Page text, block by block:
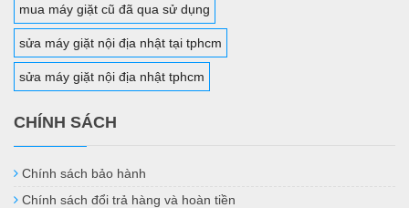
mua máy giặt cũ đã qua sử dụng
sửa máy giặt nội địa nhật tại tphcm
sửa máy giặt nội địa nhật tphcm
CHÍNH SÁCH
Chính sách bảo hành
Chính sách đổi trả hàng và hoàn tiền